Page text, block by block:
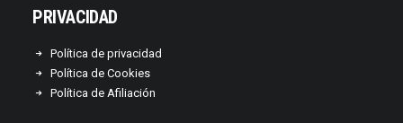
PRIVACIDAD
Política de privacidad
Política de Cookies
Política de Afiliación